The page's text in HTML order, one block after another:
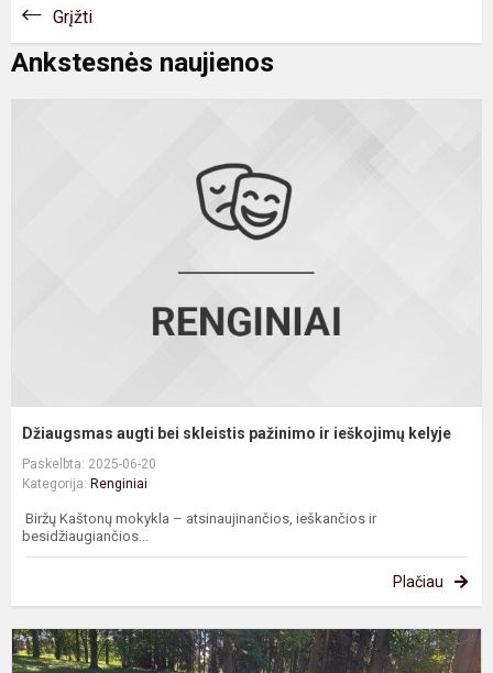
Grįžti
Ankstesnės naujienos
Džiaugsmas augti bei skleistis pažinimo ir ieškojimų kelyje
Paskelbta: 2025-06-20
Kategorija: Renginiai
Biržų Kaštonų mokykla – atsinaujinančios, ieškančios ir
besidžiaugiančios...
Plačiau